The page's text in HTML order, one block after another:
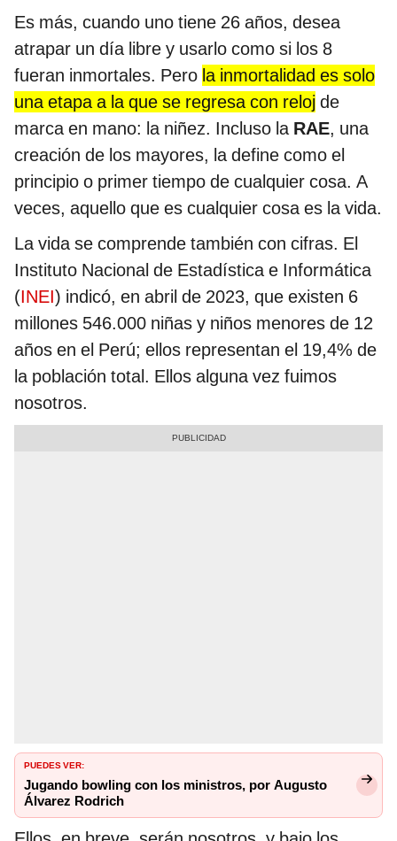
Es más, cuando uno tiene 26 años, desea
atrapar un día libre y usarlo como si los 8
fueran inmortales. Pero la inmortalidad es solo
una etapa a la que se regresa con reloj de
marca en mano: la niñez. Incluso la RAE, una
creación de los mayores, la define como el
principio o primer tiempo de cualquier cosa. A
veces, aquello que es cualquier cosa es la vida.
La vida se comprende también con cifras. El
Instituto Nacional de Estadística e Informática
(INEI) indicó, en abril de 2023, que existen 6
millones 546.000 niñas y niños menores de 12
años en el Perú; ellos representan el 19,4% de
la población total. Ellos alguna vez fuimos
nosotros.
PUEDES VER:
Jugando bowling con los ministros, por Augusto
Álvarez Rodrich